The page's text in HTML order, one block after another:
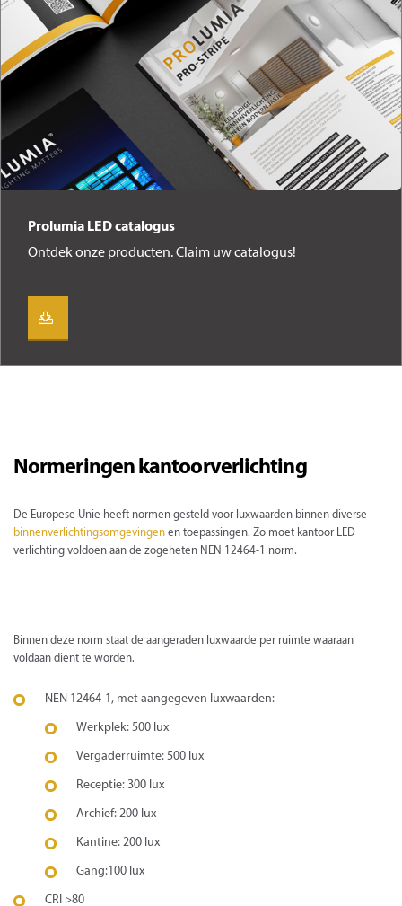
Prolumia LED catalogus
Ontdek onze producten. Claim uw catalogus!
Normeringen kantoorverlichting
De Europese Unie heeft normen gesteld voor luxwaarden binnen diverse
binnenverlichtingsomgevingen en toepassingen. Zo moet kantoor LED
verlichting voldoen aan de zogeheten NEN 12464-1 norm.
Binnen deze norm staat de aangeraden luxwaarde per ruimte waaraan
voldaan dient te worden.
NEN 12464-1, met aangegeven luxwaarden:
Werkplek: 500 lux
Vergaderruimte: 500 lux
Receptie: 300 lux
Archief: 200 lux
Kantine: 200 lux
Gang:100 lux
CRI >80